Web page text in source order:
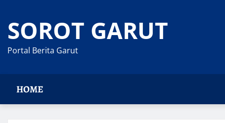
content
SOROT GARUT
Portal Berita Garut
HOME